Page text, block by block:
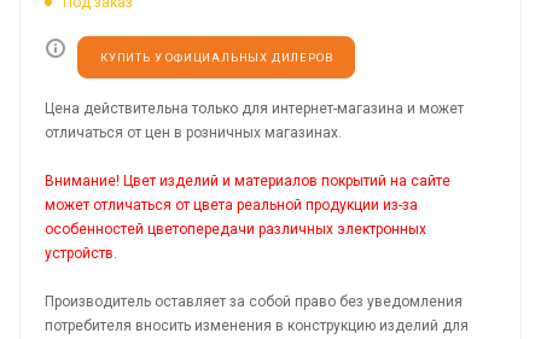
КУПИТЬ У ОФИЦИАЛЬНЫХ ДИЛЕРОВ
Цена действительна только для интернет-магазина и может
отличаться от цен в розничных магазинах.
Внимание! Цвет изделий и материалов покрытий на сайте
может отличаться от цвета реальной продукции из-за
особенностей цветопередачи различных электронных
устройств.
Производитель оставляет за собой право без уведомления
потребителя вносить изменения в конструкцию изделий для